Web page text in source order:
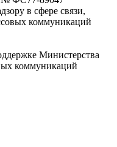
в сфере связи,
коммуникаций
Министерства
коммуникаций